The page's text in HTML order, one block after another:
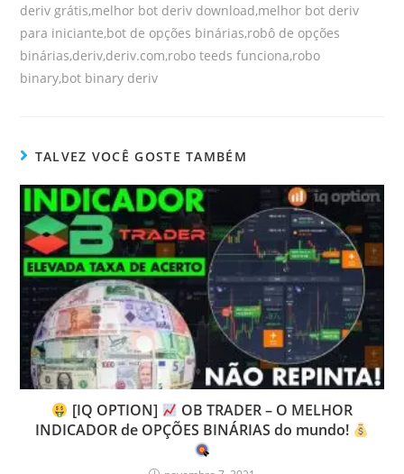
deriv grátis,melhor bot deriv download,melhor bot deriv
para iniciante,bot de opções binárias,robô de opções
binárias,deriv,deriv.com,robo teeds funciona,robo
binary,bot binary deriv
TALVEZ VOCÊ GOSTE TAMBÉM
[IQ OPTION]
OB TRADER – O MELHOR
INDICADOR de OPÇÕES BINÁRIAS do mundo!